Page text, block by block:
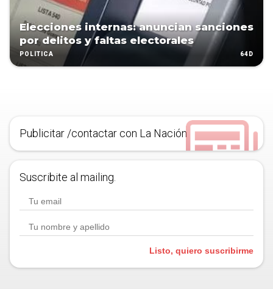
Elecciones internas: anuncian sanciones
por delitos y faltas electorales
POLÍTICA 64D
Publicitar /contactar con La Nación
Suscribite al mailing.
Listo, quiero suscribirme